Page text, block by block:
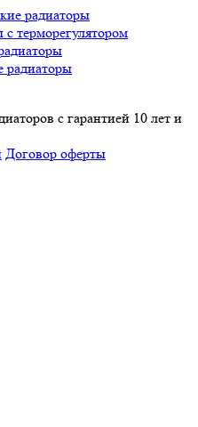
радиаторы
терморегулятором
радиаторы
с гарантией 10 лет и
Договор оферты